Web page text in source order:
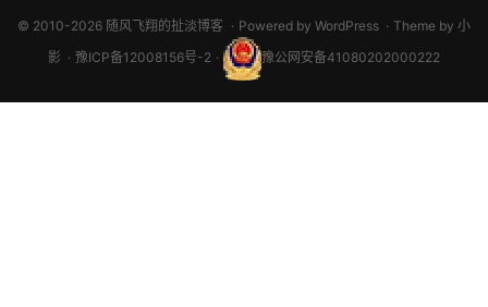
© 2010-2026 随风飞翔的扯淡博客 Powered by WordPress Theme by 小
影
豫ICP备12008156号-2 豫公网安备41080202000222